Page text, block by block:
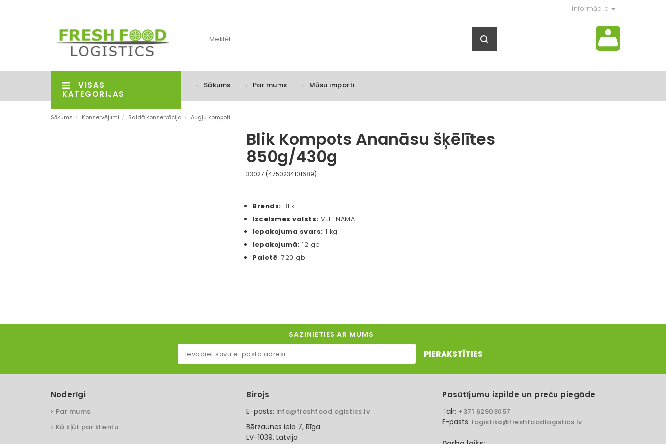
Informācija
VISAS
KATEGORIJAS
Sākums Par mums Mūsu importi
Sākums / Konservējumi / Saldā konservācija / Augļu kompoti
Blik Kompots Ananāsu šķēlītes
850g/430g
33027 (4750234101689)
Brends: Blik
Izcelsmes valsts: VJETNAMA
Iepakojuma svars: 1 kg
Iepakojumā: 12 gb
Paletē: 720 gb
SAZINIETIES AR MUMS
PIERAKSTĪTIES
Noderīgi
Par mums
Kā kļūt par klientu
Birojs
E-pasts: info@freshfoodlogistics.lv
Bērzaunes iela 7, Rīga
LV-1039, Latvija
Pasūtījumu izpilde un preču piegāde
Tālr: +371 62903057
E-pasts: logistika@freshfoodlogistics.lv